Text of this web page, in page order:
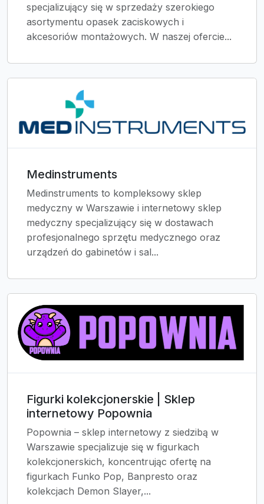
specjalizujący się w sprzedaży szerokiego
asortymentu opasek zaciskowych i
akcesoriów montażowych. W naszej ofercie...
Medinstruments
Medinstruments to kompleksowy sklep
medyczny w Warszawie i internetowy sklep
medyczny specjalizujący się w dostawach
profesjonalnego sprzętu medycznego oraz
urządzeń do gabinetów i sal...
Figurki kolekcjonerskie | Sklep
internetowy Popownia
Popownia – sklep internetowy z siedzibą w
Warszawie specjalizuje się w figurkach
kolekcjonerskich, koncentrując ofertę na
figurkach Funko Pop, Banpresto oraz
kolekcjach Demon Slayer,...